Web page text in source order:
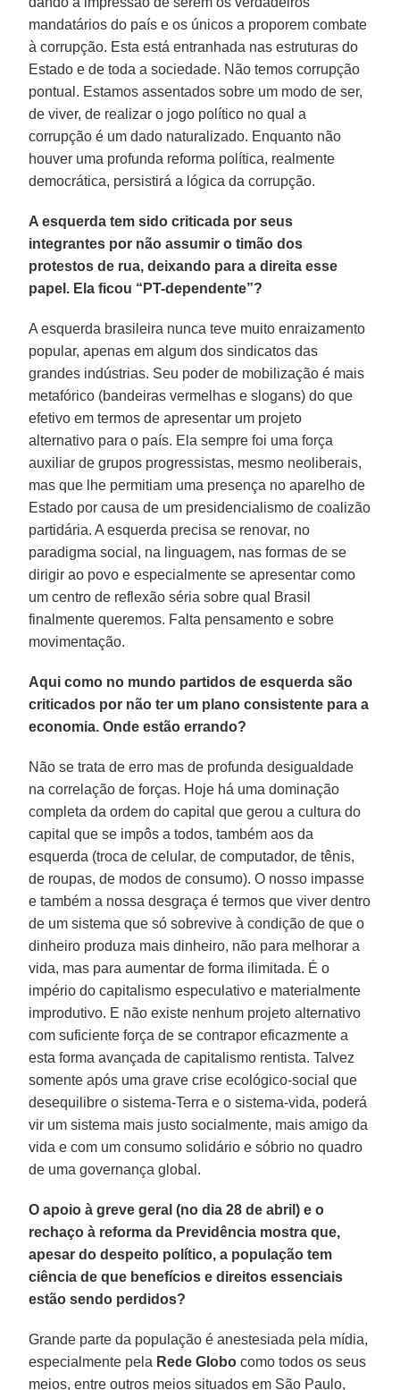
mandatários do país e os únicos a proporem combate
à corrupção. Esta está entranhada nas estruturas do
Estado e de toda a sociedade. Não temos corrupção
pontual. Estamos assentados sobre um modo de ser,
de viver, de realizar o jogo político no qual a
corrupção é um dado naturalizado. Enquanto não
houver uma profunda reforma política, realmente
democrática, persistirá a lógica da corrupção.
A esquerda tem sido criticada por seus
integrantes por não assumir o timão dos
protestos de rua, deixando para a direita esse
papel. Ela ficou “PT-dependente”?
A esquerda brasileira nunca teve muito enraizamento
popular, apenas em algum dos sindicatos das
grandes indústrias. Seu poder de mobilização é mais
metafórico (bandeiras vermelhas e slogans) do que
efetivo em termos de apresentar um projeto
alternativo para o país. Ela sempre foi uma força
auxiliar de grupos progressistas, mesmo neoliberais,
mas que lhe permitiam uma presença no aparelho de
Estado por causa de um presidencialismo de coalizão
partidária. A esquerda precisa se renovar, no
paradigma social, na linguagem, nas formas de se
dirigir ao povo e especialmente se apresentar como
um centro de reflexão séria sobre qual Brasil
finalmente queremos. Falta pensamento e sobre
movimentação.
Aqui como no mundo partidos de esquerda são
criticados por não ter um plano consistente para a
economia. Onde estão errando?
Não se trata de erro mas de profunda desigualdade
na correlação de forças. Hoje há uma dominação
completa da ordem do capital que gerou a cultura do
capital que se impôs a todos, também aos da
esquerda (troca de celular, de computador, de tênis,
de roupas, de modos de consumo). O nosso impasse
e também a nossa desgraça é termos que viver dentro
de um sistema que só sobrevive à condição de que o
dinheiro produza mais dinheiro, não para melhorar a
vida, mas para aumentar de forma ilimitada. É o
império do capitalismo especulativo e materialmente
improdutivo. E não existe nenhum projeto alternativo
com suficiente força de se contrapor eficazmente a
esta forma avançada de capitalismo rentista. Talvez
somente após uma grave crise ecológico-social que
desequilibre o sistema-Terra e o sistema-vida, poderá
vir um sistema mais justo socialmente, mais amigo da
vida e com um consumo solidário e sóbrio no quadro
de uma governança global.
O apoio à greve geral (no dia 28 de abril) e o
rechaço à reforma da Previdência mostra que,
apesar do despeito político, a população tem
ciência de que benefícios e direitos essenciais
estão sendo perdidos?
Grande parte da população é anestesiada pela mídia,
especialmente pela Rede Globo como todos os seus
meios, entre outros meios situados em São Paulo,